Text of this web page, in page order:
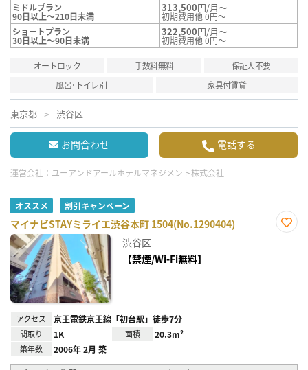
ミドルプラン
90日以上～210日未満
313,500円/月～
初期費用他 0円～
ショートプラン
30日以上～90日未満
322,500円/月～
初期費用他 0円～
オートロック 手数料無料
保証人不要
風呂･トイレ別
家具付賃貸
東京都 渋谷区
お問合わせ 電話する
運営会社： ユーアンドアールホテルマネジメント株式会社
オススメ 割引キャンペーン
マイナビSTAYミライエ渋谷本町 1504(No.1290404)
渋谷区
【禁煙/Wi-Fi無料】
アクセス 京王電鉄京王線「初台駅」徒歩7分
間取り 1K 面積 20.3m²
築年数 2006年 2月 築